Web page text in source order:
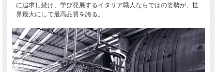
に追求し続け、学び発展するイタリア職人ならではの姿勢が、世
界最大にして最高品質を誇る。